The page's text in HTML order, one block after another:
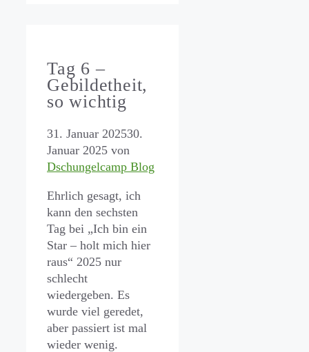
Tag 6 –
Gebildetheit,
so wichtig
31. Januar 202530.
Januar 2025 von
Dschungelcamp Blog
Ehrlich gesagt, ich
kann den sechsten
Tag bei „Ich bin ein
Star – holt mich hier
raus“ 2025 nur
schlecht
wiedergeben. Es
wurde viel geredet,
aber passiert ist mal
wieder wenig.